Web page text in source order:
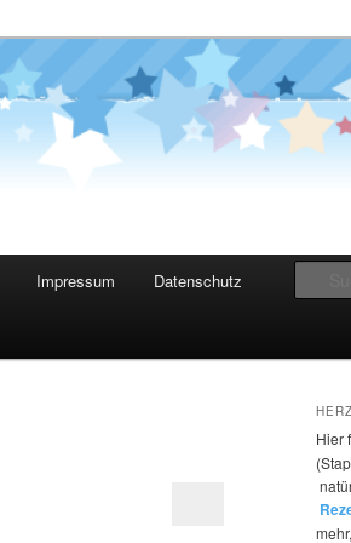
Impressum Datenschutz
Hier